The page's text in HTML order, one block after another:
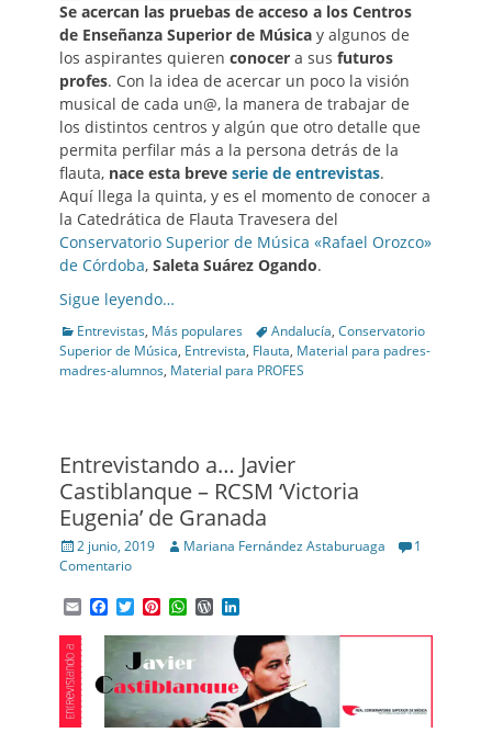
Se acercan las pruebas de acceso a los Centros
de Enseñanza Superior de Música y algunos de
los aspirantes quieren conocer a sus futuros
profes. Con la idea de acercar un poco la visión
musical de cada un@, la manera de trabajar de
los distintos centros y algún que otro detalle que
permita perfilar más a la persona detrás de la
flauta, nace esta breve serie de entrevistas.
Aquí llega la quinta, y es el momento de conocer a
la Catedrática de Flauta Travesera del
Conservatorio Superior de Música «Rafael Orozco»
de Córdoba, Saleta Suárez Ogando.
Sigue leyendo…
Categories
Entrevistas, Más populares TagsAndalucía, Conservatorio
Superior de Música, Entrevista, Flauta, Material para padres-
madres-alumnos, Material para PROFES
Entrevistando a… Javier
Castiblanque – RCSM ‘Victoria
Eugenia’ de Granada
Posted
on
2 junio, 2019 Author
Mariana Fernández Astaburuaga
1
Comentario
EmailFacebook
TwitterPinterest
WhatsApp
WordPress